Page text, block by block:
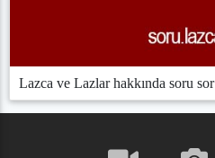
Lazca ve Lazlar hakkında soru sor